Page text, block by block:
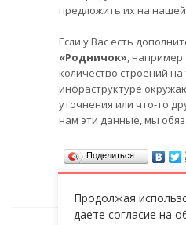
предложить их на
Если у Вас есть
«Родничок», например
количество строений
инфраструктуре
уточнения или что-то
нам эти данные, мы
Поделиться…
Продолжая
даете согласие на